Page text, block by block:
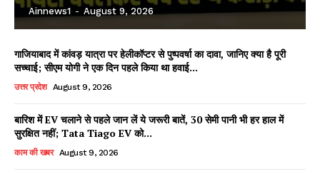
Ainnews1 - August 9, 2026
गाजियाबाद में कांवड़ यात्रा पर हेलीकॉप्टर से पुष्पवर्षा का दावा, जानिए क्या है पूरी
सच्चाई; सीएम योगी ने एक दिन पहले किया था हवाई...
उत्तर प्रदेश August 9, 2026
बारिश में EV चलाने से पहले जान लें ये जरूरी बातें, 30 सेमी पानी भी हर हाल में
सुरक्षित नहीं; Tata Tiago EV को...
काम की खबर August 9, 2026